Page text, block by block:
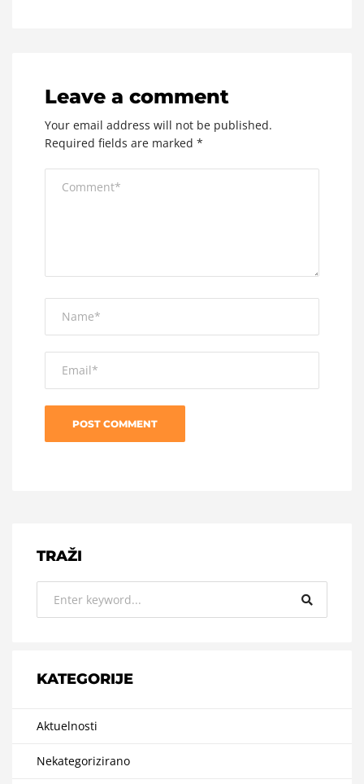
Leave a comment
Your email address will not be published.
Required fields are marked *
TRAŽI
KATEGORIJE
Aktuelnosti
Nekategorizirano